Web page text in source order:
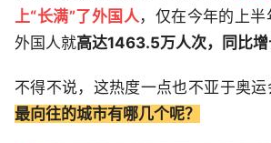
上“长满”了外国人，仅在今年的上
外国人就高达1463.5万人次，同比增
不得不说，这热度一点也不亚于奥运
最向往的城市有哪几个呢？